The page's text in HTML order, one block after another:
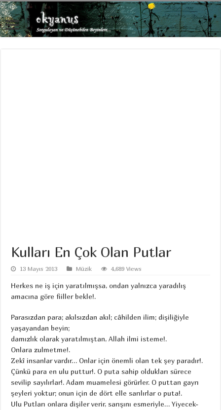
Kulları En Çok Olan Putlar
13 Mayıs 2013 Müzik 4,689 Views
Herkes ne iş için yaratılmışsa, ondan yalnızca yaradılış
amacına göre fiiller bekle!.
Parasızdan para; akılsızdan akıl; câhilden ilim; dişiliğiyle
yaşayandan beyin;
damızlık olarak yaratılmıştan, Allah ilmi isteme!.
Onlara zulmetme!.
Zekî insanlar vardır… Onlar için önemli olan tek şey paradır!.
Çünkü para en ulu puttur!. O puta sahip oldukları sürece
sevilip sayılırlar!. Adam muamelesi görürler. O puttan gayrı
şeyleri yoktur; onun için de dört elle sarılırlar o puta!.
Ulu Putları onlara dişiler verir, sarışını esmeriyle… Yiyecek-